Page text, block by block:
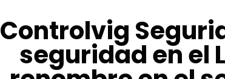
Controlvig
seguridad en el